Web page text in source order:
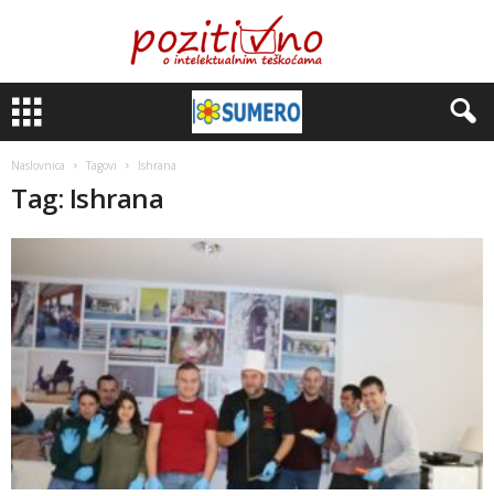
Naslovnica Tagovi Ishrana
Tag: Ishrana